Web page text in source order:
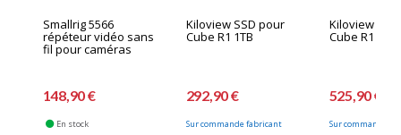
Smallrig 5566
répéteur vidéo sans
fil pour caméras
148,90 €
En stock
Kiloview SSD pour
Cube R1 1TB
292,90 €
Sur commande fabricant
Kiloview
Cube R1 2TB
525,90 €
Sur commande